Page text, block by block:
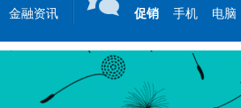
金融资讯
促销
手机 电脑